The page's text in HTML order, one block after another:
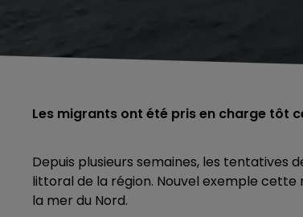
Les migrants ont été pris en charge tôt
Depuis plusieurs semaines, les tentatives
littoral de la région. Nouvel exemple cette
la mer du Nord.